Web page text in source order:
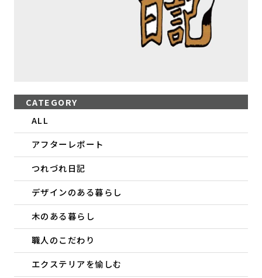
CATEGORY
ALL
アフターレポート
つれづれ日記
デザインのある暮らし
木のある暮らし
職人のこだわり
エクステリアを愉しむ